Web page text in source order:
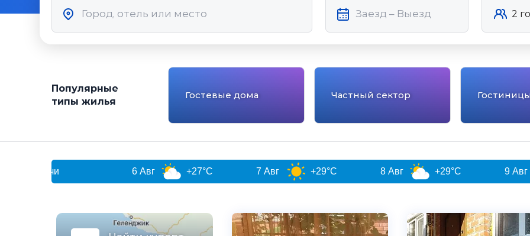
Популярные
типы жилья
Гостевые дома Частный сектор
+27°C 7 Авг +29°C 8 Авг +29°C 9 Авг +27°C